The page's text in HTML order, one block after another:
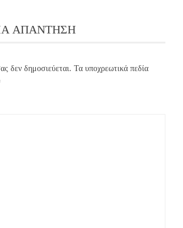
ΑΠΆΝΤΗΣΗ
δεν δημοσιεύεται. Τα υποχρεωτικά πεδία